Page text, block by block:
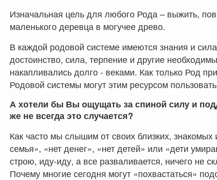
Изначальная цель для любого Рода – выжить,
маленького деревца в могучее древо.
В каждой родовой системе имеются знания и
достоинство, сила, терпение и другие
накапливались долго - веками. Как только Род
Родовой системы могут этим ресурсом
А хотели бы Вы ощущать за спиной силу и
же не всегда это случается?
Как часто мы слышим от своих близких,
семья», «нет денег», «нет детей» или «дети
строю, иду-иду, а все разваливается, ничего не
Почему многие сегодня могут «похвастаться»